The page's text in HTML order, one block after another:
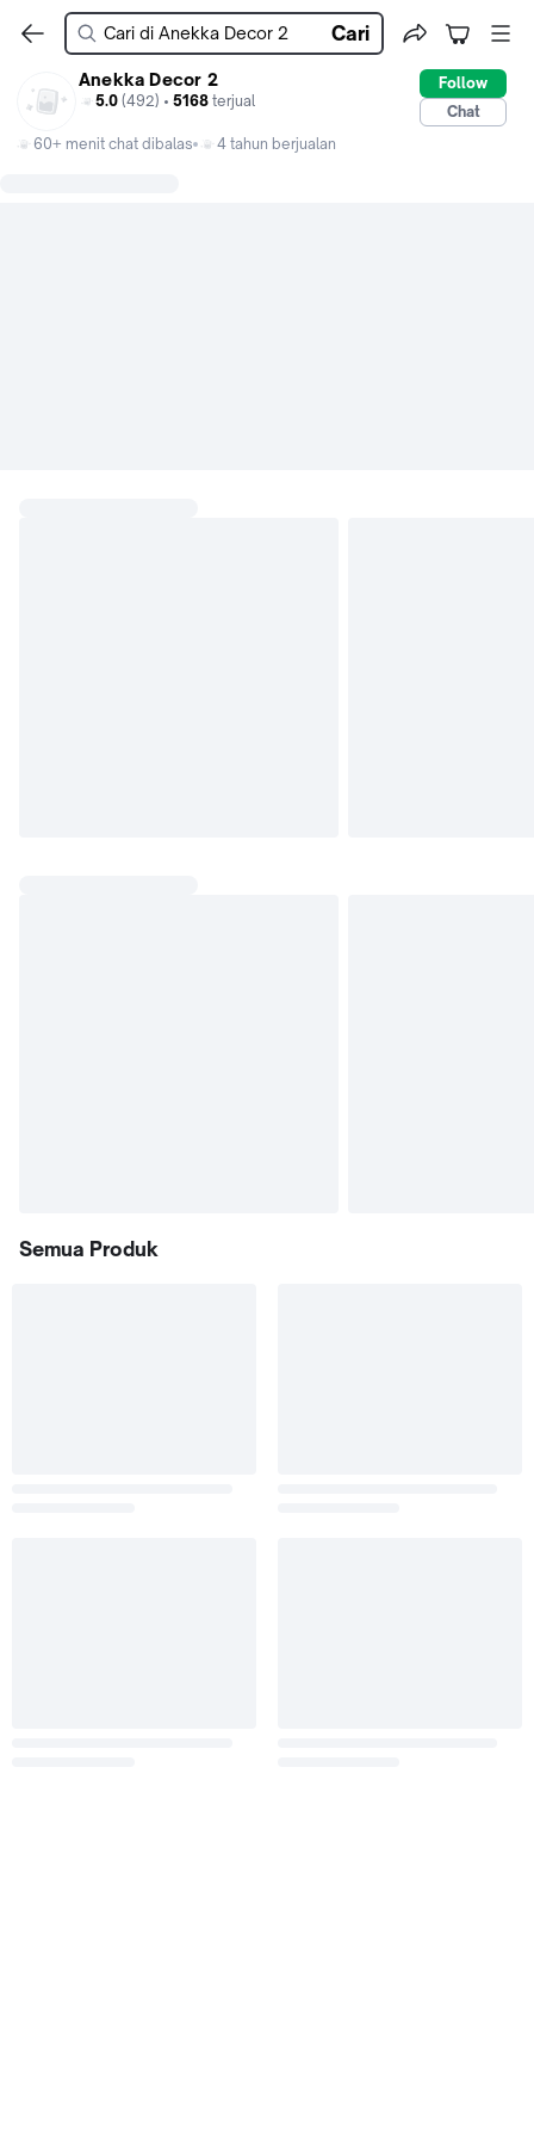
Cari
Anekka Decor 2
5.0 (492) • 5168 terjual
Follow
Chat
60+ menit chat dibalas
4 tahun berjualan
Semua Produk